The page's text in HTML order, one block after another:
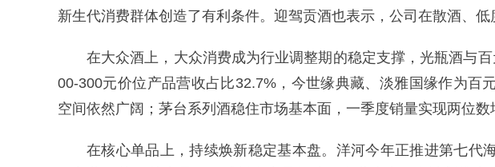
新生代消费群体创造了有利条件。迎驾贡酒也表示，公司在散酒、低
在大众酒上，大众消费成为行业调整期的稳定支撑，光瓶酒与
00-300元价位产品营收占比32.7%，今世缘典藏、淡雅国缘作为百
空间依然广阔；茅台系列酒稳住市场基本面，一季度销量实现两位数
在核心单品上，持续焕新稳定基本盘。洋河今年正推进第七代